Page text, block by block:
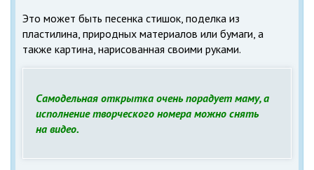
Это может быть песенка стишок, поделка из
пластилина, природных материалов или бумаги, а
также картина, нарисованная своими руками.
Самодельная открытка очень порадует маму, а
исполнение творческого номера можно снять
на видео.